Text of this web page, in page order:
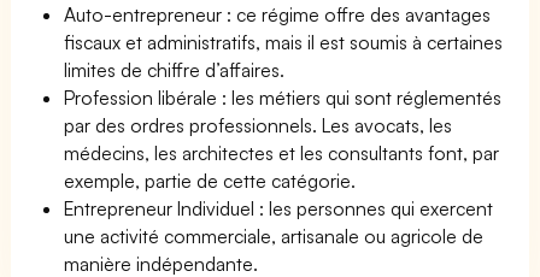
Auto-entrepreneur : ce régime offre des avantages
fiscaux et administratifs, mais il est soumis à certaines
limites de chiffre d’affaires.
Profession libérale : les métiers qui sont réglementés
par des ordres professionnels. Les avocats, les
médecins, les architectes et les consultants font, par
exemple, partie de cette catégorie.
Entrepreneur Individuel : les personnes qui exercent
une activité commerciale, artisanale ou agricole de
manière indépendante.